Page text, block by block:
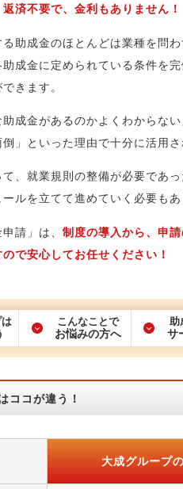
済不要で、金利もありません！
助成金のほとんどは業種を問
成金に定められている条件を完
きます。
助成金があるのかよくわからな
倒」といった理由で十分に活用
、就業規則の整備が必要であ
ルを立てて進めていく必要も
請」は、 制度の導入から、申
で安心してお任せください！
こんなことで
お悩みの方へ
助
サ
ココが違う！
大成グループ